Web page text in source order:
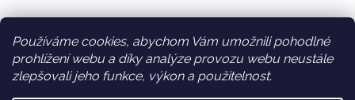
Používáme cookies, abychom Vám umožnili pohodlné
prohlížení webu a díky analýze provozu webu neustále
zlepšovali jeho funkce, výkon a použitelnost.
SK AT DE